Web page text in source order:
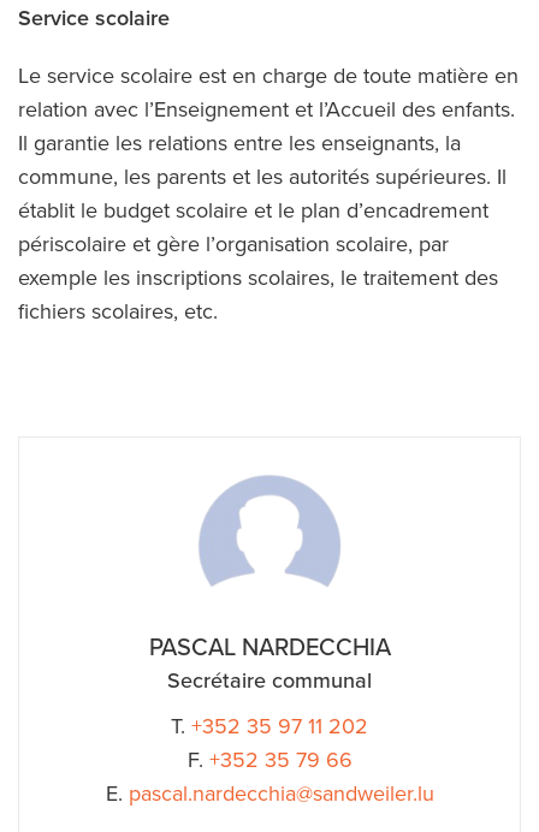
Service scolaire
Le service scolaire est en charge de toute matière en
relation avec l’Enseignement et l’Accueil des enfants.
Il garantie les relations entre les enseignants, la
commune, les parents et les autorités supérieures. Il
établit le budget scolaire et le plan d’encadrement
périscolaire et gère l’organisation scolaire, par
exemple les inscriptions scolaires, le traitement des
fichiers scolaires, etc.
PASCAL NARDECCHIA
Secrétaire communal
T. +352 35 97 11 202
F. +352 35 79 66
E. pascal.nardecchia@sandweiler.lu